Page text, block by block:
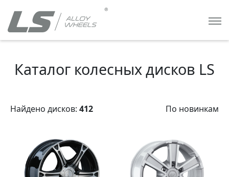
Каталог колесных дисков LS
Найдено дисков: 412 По новинкам